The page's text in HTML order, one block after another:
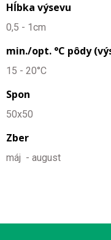
Hĺbka výsevu
0,5 - 1cm
min./opt. °C pôdy
15 - 20°C
Spon
50x50
Zber
máj - august